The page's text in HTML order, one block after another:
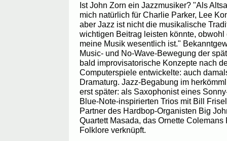
Ist John Zorn ein Jazzmusiker? "Als
mich natürlich für Charlie Parker, Lee
aber Jazz ist nicht die musikalische
wichtigen Beitrag leisten könnte,
meine Musik wesentlich ist."
Music- und No-Wave-Bewegung der
bald improvisatorische Konzepte nach
Computerspiele entwickelte: auch
Dramaturg. Jazz-Begabung im
erst später: als Saxophonist eines
Blue-Note-inspirierten Trios mit Bill
Partner des Hardbop-Organisten Big
Quartett Masada, das Ornette
Folklore verknüpft.